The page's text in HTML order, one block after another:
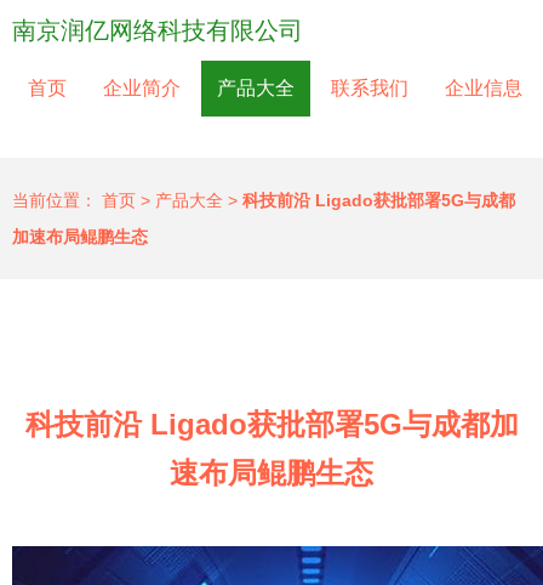
南京润亿网络科技有限公司
首页 企业简介 产品大全 联系我们 企业信息
当前位置： 首页 > 产品大全 > 科技前沿 Ligado获批部署5G与成都
加速布局鲲鹏生态
科技前沿 Ligado获批部署5G与成都加
速布局鲲鹏生态